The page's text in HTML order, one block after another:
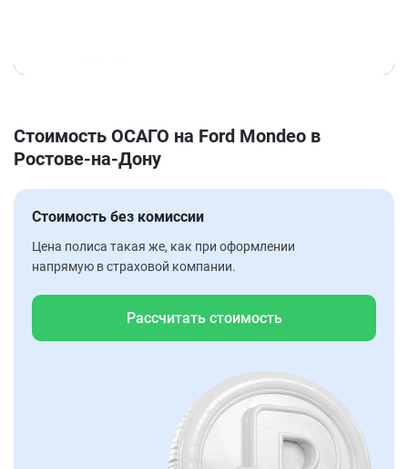
Стоимость ОСАГО на Ford Mondeo в
Ростове-на-Дону
Стоимость без комиссии
Цена полиса такая же, как при оформлении
напрямую в страховой компании.
Рассчитать стоимость